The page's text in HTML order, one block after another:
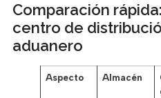
Comparación
centro de
aduanero
Aspecto Almacén